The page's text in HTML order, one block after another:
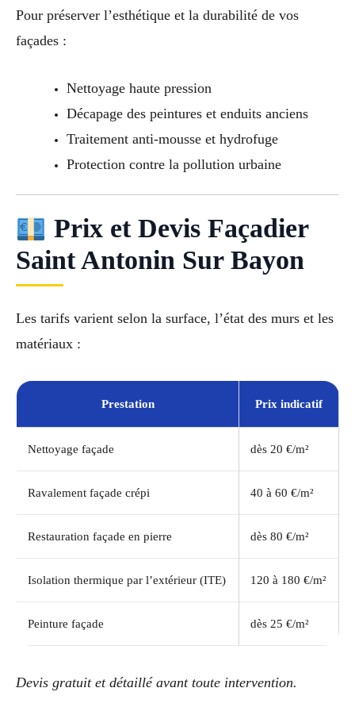
Pour préserver l’esthétique et la durabilité de vos
façades :
Nettoyage haute pression
Décapage des peintures et enduits anciens
Traitement anti-mousse et hydrofuge
Protection contre la pollution urbaine
Prix et Devis Façadier
Saint Antonin Sur Bayon
Les tarifs varient selon la surface, l’état des murs et les
matériaux :
Prestation Prix indicatif
Nettoyage façade dès 20 €/m²
Ravalement façade crépi 40 à 60 €/m²
Restauration façade en pierre dès 80 €/m²
Isolation thermique par l’extérieur (ITE) 120 à 180 €/m²
Peinture façade dès 25 €/m²
Devis gratuit et détaillé avant toute intervention.